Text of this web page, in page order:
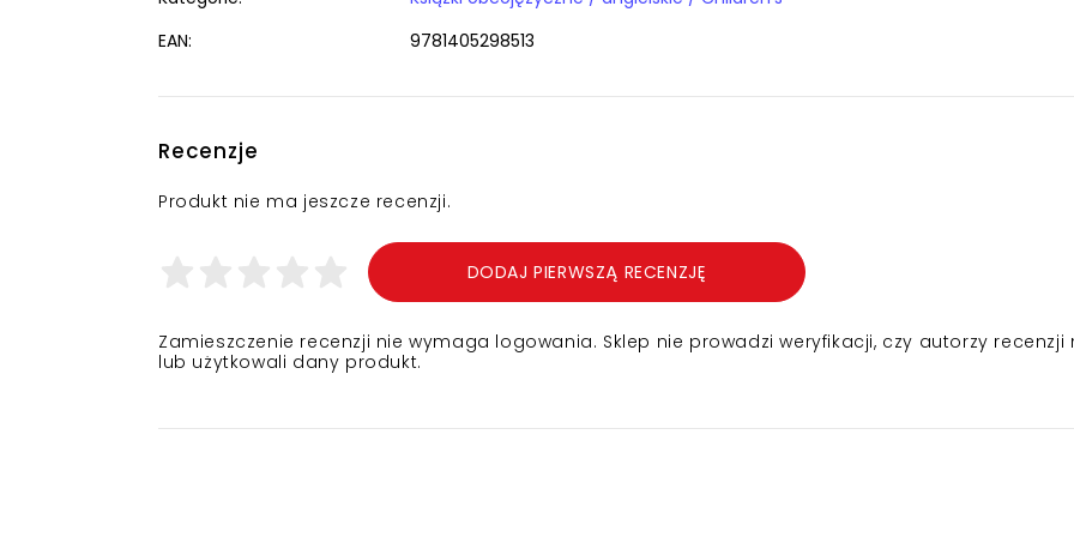
EAN:
9781405298513
Recenzje
Produkt nie ma jeszcze recenzji.
DODAJ PIERWSZĄ RECENZJĘ
Zamieszczenie recenzji nie wymaga logowania. Sklep nie prowadzi weryfikacji, czy autorzy recenzji
lub użytkowali dany produkt.